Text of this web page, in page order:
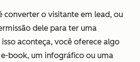
converter o visitante em lead, ou
dele para ter uma
isso aconteça, você oferece algo
book, um infográfico ou uma